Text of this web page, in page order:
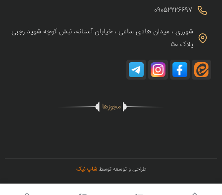
09052226697
شهرری ، میدان هادی ساعی ، خیابان آستانه، نبش کوچه شهید رجبی
پلاک 50
مجوزها
طراحی و توسعه توسطشاپ نیک